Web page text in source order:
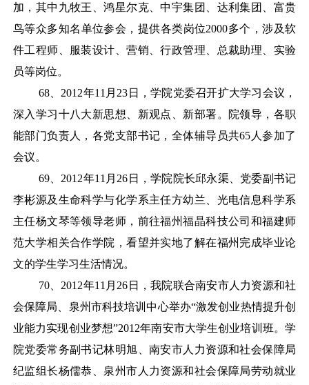
加，其中九牧王、鸿星尔克、中宇集团、达利集团、富贵
鸟等众多知名单位参会，提供各类岗位2000多个，涉及软
件工程师、服装设计、营销、行政管理、总裁助理、实验
员等岗位。
68、 2012年11月23日，学院党委召开扩大学习会议，
深入学习十八大新思想、新观点、新部署。院领导，各职
能部门负责人，各党支部书记，全体辅导员共65人参加了
会议。
69、 2012年11月26日，学院院长邱永渠、党委副书记
李彬源及生命科学与化学系主任方幼兰、光电信息科学系
主任杨文琴等领导老师，前往福州福晶科技公司和福建师
范大学相关合作学院，看望并实地了解在福州完成毕业论
文的学生学习生活情况。
70、 2012年11月26日，我院联合南安市人力资源和社
会保障局、泉州市科技培训中心举办“激发创业热情提升创
业能力实现创业梦想”2012年南安市大学生创业培训班。学
院党委常务副书记林明旭、南安市人力资源和社会保障局
纪监组长杨儒恭、泉州市人力资源和社会保障局劳动就业